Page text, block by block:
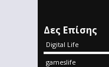
Δες Επίσης
Digital Life
gameslife